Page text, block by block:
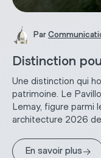
Par
Distinction
Une distinction qui
patrimoine. Le
Lemay, figure parmi
architecture 2026 de
En savoir plus→